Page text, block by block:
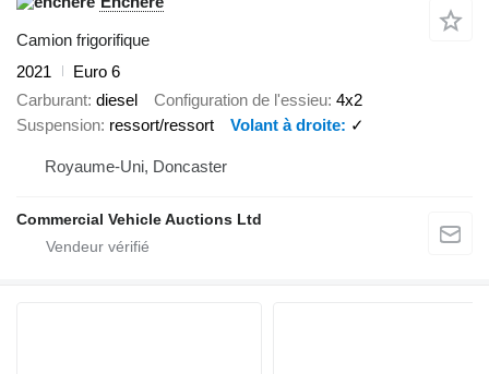
Camion frigorifique
2021
Euro 6
Carburant diesel Configuration de l'essieu 4x2
Suspension ressort/ressort Volant à droite ✓
Royaume-Uni, Doncaster
Commercial Vehicle Auctions Ltd